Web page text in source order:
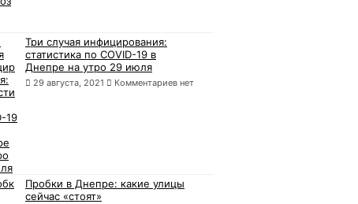
Три случая инфицирования:
статистика по COVID-19 в
Днепре на утро 29 июля
29 августа, 2021 Комментариев нет
Пробки в Днепре: какие улицы
сейчас «стоят»